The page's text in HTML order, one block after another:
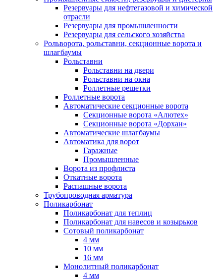
Резервуары для нефтегазовой и химической
отрасли
Резервуары для промышленности
Резервуары для сельского хозяйства
Рольворота, рольставни, секционные ворота и
шлагбаумы
Рольставни
Рольставни на двери
Рольставни на окна
Роллетные решетки
Роллетные ворота
Автоматические секционные ворота
Секционные ворота «Алютех»
Секционные ворота «Дорхан»
Автоматические шлагбаумы
Автоматика для ворот
Гаражные
Промышленные
Ворота из профлиста
Откатные ворота
Распашные ворота
Трубопроводная арматура
Поликарбонат
Поликарбонат для теплиц
Поликарбонат для навесов и козырьков
Сотовый поликарбонат
4 мм
10 мм
16 мм
Монолитный поликарбонат
4 мм